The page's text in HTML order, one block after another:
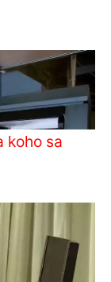
koho sa